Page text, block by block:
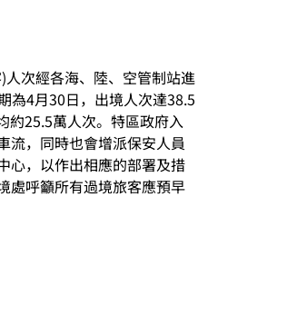
次經各海、陸、空管制站進
為4月30日，出境人次達38.5
約25.5萬人次。特區政府入
流，同時也會增派保安人員
心，以作出相應的部署及措
處呼籲所有過境旅客應預早